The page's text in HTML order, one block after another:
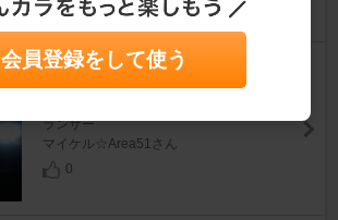
協和産業 ZERO-X スーパーデ
ジタルHID（6000K）
ランサー
マイケル☆Area51さん
0
会員登録をして使う